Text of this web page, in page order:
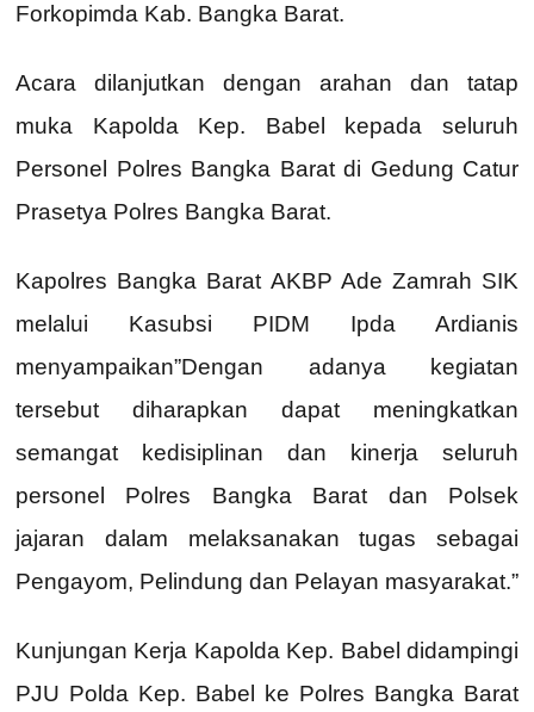
Forkopimda Kab. Bangka Barat.
Acara dilanjutkan dengan arahan dan tatap
muka Kapolda Kep. Babel kepada seluruh
Personel Polres Bangka Barat di Gedung Catur
Prasetya Polres Bangka Barat.
Kapolres Bangka Barat AKBP Ade Zamrah SIK
melalui Kasubsi PIDM Ipda Ardianis
menyampaikan”Dengan adanya kegiatan
tersebut diharapkan dapat meningkatkan
semangat kedisiplinan dan kinerja seluruh
personel Polres Bangka Barat dan Polsek
jajaran dalam melaksanakan tugas sebagai
Pengayom, Pelindung dan Pelayan masyarakat.”
Kunjungan Kerja Kapolda Kep. Babel didampingi
PJU Polda Kep. Babel ke Polres Bangka Barat